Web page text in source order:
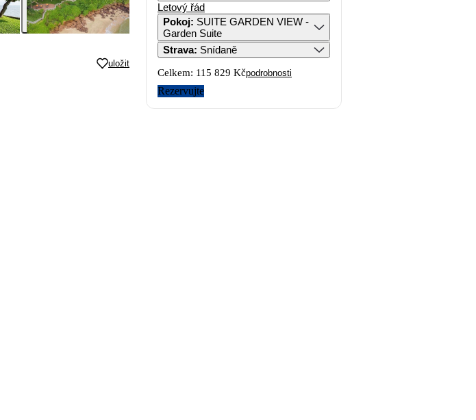
uložit
Letový řád
Pokoj: SUITE GARDEN VIEW -
Garden Suite
Strava: Snídaně
Celkem: 115 829 Kčpodrobnosti
Rezervujte